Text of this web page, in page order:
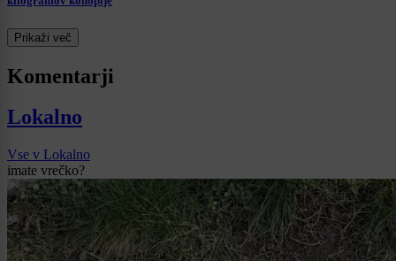
Prikaži več
Komentarji
Lokalno
Vse v Lokalno
imate vrečko?